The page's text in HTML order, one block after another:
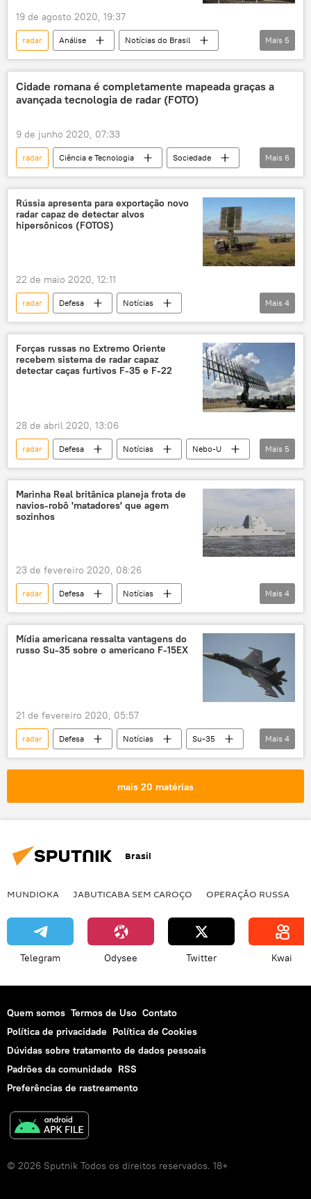
19 de agosto 2020, 19:37
radar Análise
Notícias do Brasil
Notícias
Força Aérea Brasileira (FAB)
Segurança
segurança aérea
narcotráfico
Mais 5
Cidade romana é completamente mapeada graças a
avançada tecnologia de radar (FOTO)
9 de junho 2020, 07:33
radar Ciência e Tecnologia
Sociedade
Notícias
história
Arqueologia
Império Romano
pesquisa Itália
Mais 6
Rússia apresenta para exportação novo
radar capaz de detectar alvos
hipersônicos (FOTOS)
22 de maio 2020, 12:11
radar Defesa
Notícias
armas hipersônicas
míssil hipersônico
armamento
exportação de armas
Mais 4
Forças russas no Extremo Oriente
recebem sistema de radar capaz
detectar caças furtivos F-35 e F-22
28 de abril 2020, 13:06
radar Defesa Notícias
Nebo-U
tecnologia furtiva
caças de quinta geração
F-22 Raptor
defesa antiaérea
Mais 5
Marinha Real britânica planeja frota de
navios-robô 'matadores' que agem
sozinhos
23 de fevereiro 2020, 08:26
radar Defesa
Notícias
canhão eletromagnético
canhão a laser
navio de guerra
Marinha Real britânica
Mais 4
Mídia americana ressalta vantagens do
russo Su-35 sobre o americano F-15EX
21 de fevereiro 2020, 05:57
radar Defesa Notícias
Su-35
caça
EUA Índia F-15EX
Mais 4
mais 20 matérias
Brasil
MUNDIOKA JABUTICABA SEM CAROÇO OPERAÇÃO RUSSA
Telegram Odysee Twitter Kwai
Quem somos Termos de Uso Contato
Política de privacidade Política de Cookies
Dúvidas sobre tratamento de dados pessoais
Padrões da comunidade RSS
Preferências de rastreamento
© 2026 Sputnik Todos os direitos reservados. 18+